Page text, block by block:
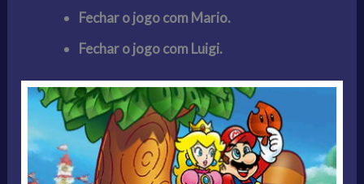
Fechar o jogo com Mario.
Fechar o jogo com Luigi.